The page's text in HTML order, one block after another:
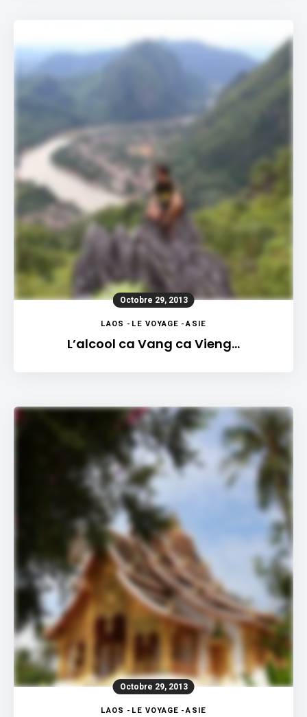
Octobre 29, 2013
LAOS - LE VOYAGE -ASIE
L’alcool ca Vang ca Vieng…
Octobre 29, 2013
LAOS - LE VOYAGE -ASIE